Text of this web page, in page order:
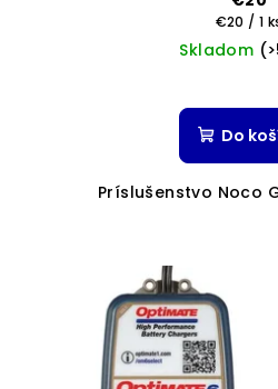
cena:
€20 / 1
Skladom
Do
Príslušenstvo Noco